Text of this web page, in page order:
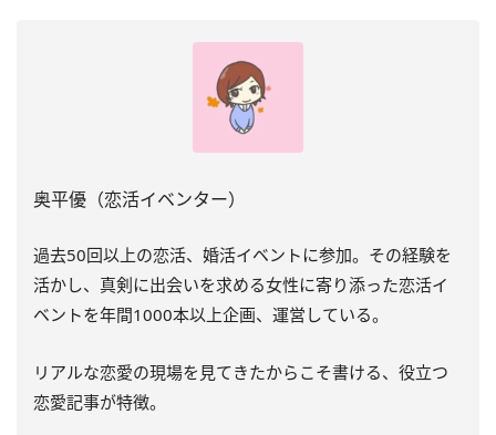
奥平優（恋活イベンター）
過去50回以上の恋活、婚活イベントに参加。その経験を
活かし、真剣に出会いを求める女性に寄り添った恋活イ
ベントを年間1000本以上企画、運営している。
リアルな恋愛の現場を見てきたからこそ書ける、役立つ
恋愛記事が特徴。